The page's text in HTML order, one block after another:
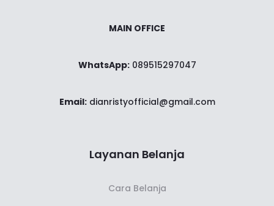
MAIN OFFICE
WhatsApp:089515297047
Email:dianristyofficial@gmail.com
Layanan Belanja
Cara Belanja